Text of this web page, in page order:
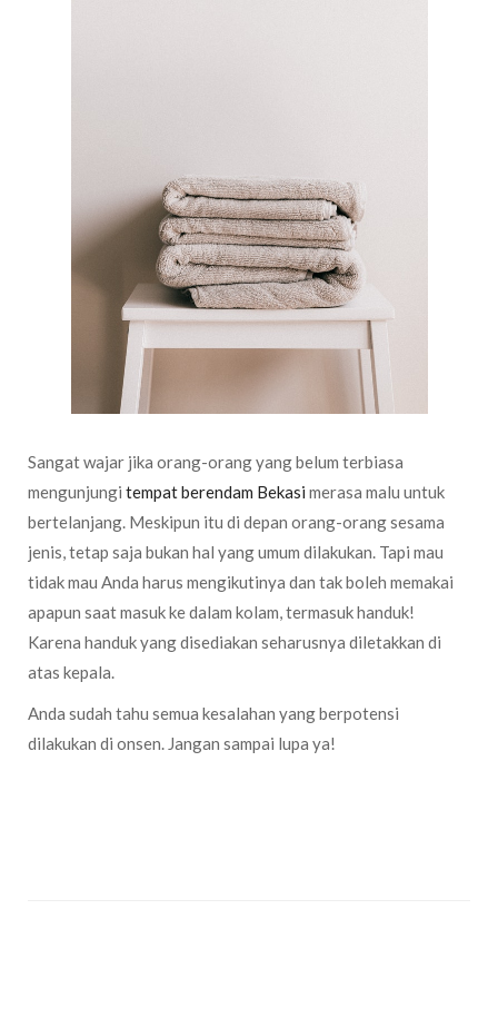
Sangat wajar jika orang-orang yang belum terbiasa
mengunjungi tempat berendam Bekasi merasa malu untuk
bertelanjang. Meskipun itu di depan orang-orang sesama
jenis, tetap saja bukan hal yang umum dilakukan. Tapi mau
tidak mau Anda harus mengikutinya dan tak boleh memakai
apapun saat masuk ke dalam kolam, termasuk handuk!
Karena handuk yang disediakan seharusnya diletakkan di
atas kepala.
Anda sudah tahu semua kesalahan yang berpotensi
dilakukan di onsen. Jangan sampai lupa ya!